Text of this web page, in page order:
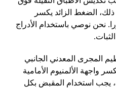
الضغط الزائد يكسر
نحن نوصي باستخدام الأدراج
المجرى المعدني الجانبي
واجهة الألمنيوم الأمامية
يجب استخدام المقبض بكل